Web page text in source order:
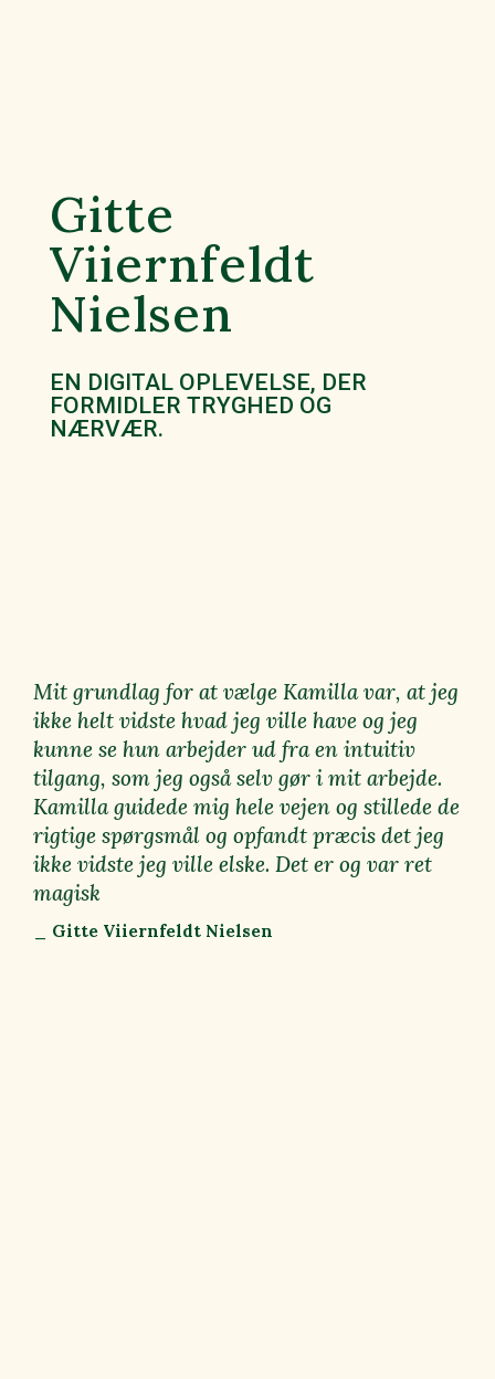
Gitte
Viiernfeldt
Nielsen
EN DIGITAL OPLEVELSE, DER
FORMIDLER TRYGHED OG
NÆRVÆR.
Mit grundlag for at vælge Kamilla var, at jeg
ikke helt vidste hvad jeg ville have og jeg
kunne se hun arbejder ud fra en intuitiv
tilgang, som jeg også selv gør i mit arbejde.
Kamilla guidede mig hele vejen og stillede de
rigtige spørgsmål og opfandt præcis det jeg
ikke vidste jeg ville elske. Det er og var ret
magisk
_ Gitte Viiernfeldt Nielsen